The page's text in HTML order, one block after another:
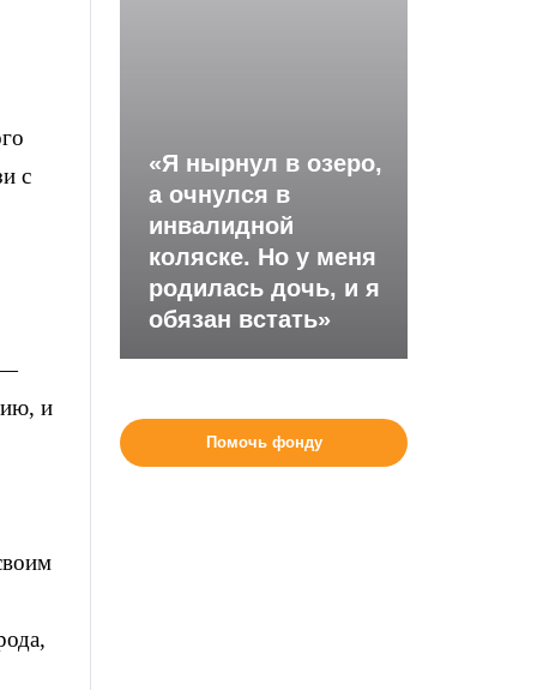
с
—
и
«Я нырнул в озеро,
а очнулся в
инвалидной
коляске. Но у меня
родилась дочь, и я
обязан встать»
Помочь фонду